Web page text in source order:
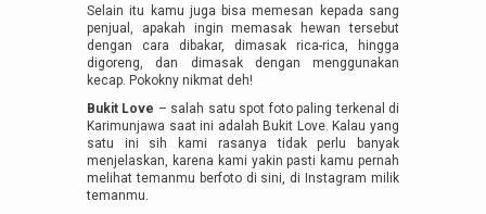
Selain itu kamu juga bisa memesan kepada sang
penjual, apakah ingin memasak hewan tersebut
dengan cara dibakar, dimasak rica-rica, hingga
digoreng, dan dimasak dengan menggunakan
kecap. Pokokny nikmat deh!
Bukit Love – salah satu spot foto paling terkenal di
Karimunjawa saat ini adalah Bukit Love. Kalau yang
satu ini sih kami rasanya tidak perlu banyak
menjelaskan, karena kami yakin pasti kamu pernah
melihat temanmu berfoto di sini, di Instagram milik
temanmu.